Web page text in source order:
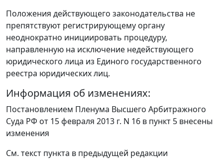
Положения действующего законодательства не
препятствуют регистрирующему органу
неоднократно инициировать процедуру,
направленную на исключение недействующего
юридического лица из Единого государственного
реестра юридических лиц.
Информация об изменениях:
Постановлением Пленума Высшего Арбитражного
Суда РФ от 15 февраля 2013 г. N 16 в пункт 5 внесены
изменения
См. текст пункта в предыдущей редакции